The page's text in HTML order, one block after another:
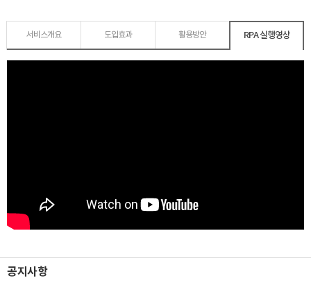
서비스개요 도입효과 활용방안 RPA 실행영상
공지사항